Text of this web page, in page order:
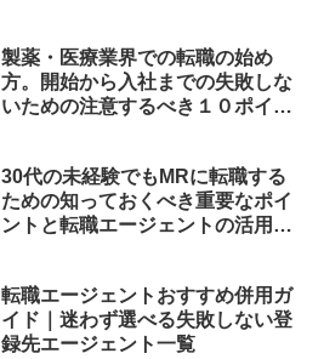
製薬・医療業界での転職の始め
方。開始から入社までの失敗しな
いための注意するべき１０ポイン
30代の未経験でもMRに転職する
ための知っておくべき重要なポイ
ントと転職エージェントの活用方
転職エージェントおすすめ併用ガ
イド｜迷わず選べる失敗しない登
録先エージェント一覧